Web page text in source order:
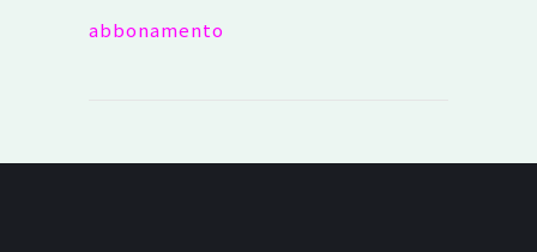
abbonamento